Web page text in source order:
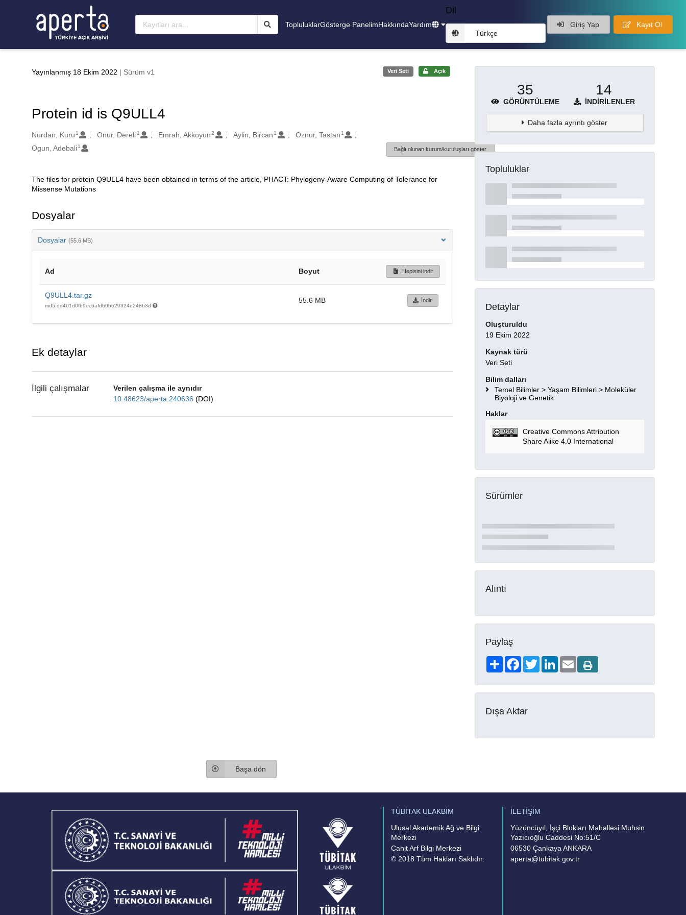
TopluluklarGösterge PanelimHakkındaYardım
Dil
Türkçe
Giriş Yap Kayıt Ol
Yayınlanmış 18 Ekim 2022 | Sürüm v1 Veri Seti Açık
Protein id is Q9ULL4
Oluşturanlar
Nurdan, Kuru 1 Onur, Dereli 1 Emrah, Akkoyun 2 Aylin, Bircan 1 Oznur, Tastan 1
Ogun, Adebali 1 Bağlı olunan kurum/kuruluşları göster
Açıklama
The files for protein Q9ULL4 have been obtained in terms of the article, PHACT: Phylogeny-Aware Computing of Tolerance for
Missense Mutations
Dosyalar
Dosyalar (55.6 MB)
Ad Boyut Hepisini indir
Q9ULL4.tar.gz
md5:dd401d0fb9ec6afd60b620324e248b3d
55.6 MB İndir
Ek detaylar
İlgili çalışmalar
Verilen çalışma ile aynıdır
10.48623/aperta.240636 (DOI)
35
GÖRÜNTÜLEME
14
İNDIRILENLER
Daha fazla ayrıntı göster
Topluluklar
Detaylar
Oluşturuldu
19 Ekim 2022
Kaynak türü
Veri Seti
Bilim dalları
Temel Bilimler > Yaşam Bilimleri > Moleküler
Biyoloji ve Genetik
Haklar
Creative Commons Attribution
Share Alike 4.0 International
Sürümler
Alıntı
Paylaş
ShareFacebookTwitterLinkedIn
Email
Dışa Aktar
Başa dön
TÜBİTAK ULAKBİM
Ulusal Akademik Ağ ve Bilgi
Merkezi
Cahit Arf Bilgi Merkezi
© 2018 Tüm Hakları Saklıdır.
İLETİŞİM
Yüzüncüyıl, İşçi Blokları Mahallesi Muhsin
Yazıcıoğlu Caddesi No:51/C
06530 Çankaya ANKARA
aperta@tubitak.gov.tr